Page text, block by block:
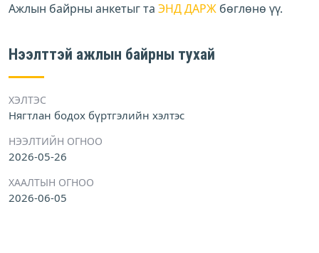
Ажлын байрны анкетыг та ЭНД ДАРЖ бөглөнө үү.
Нээлттэй ажлын байрны тухай
ХЭЛТЭС
Нягтлан бодох бүртгэлийн хэлтэс
НЭЭЛТИЙН ОГНОО
2026-05-26
ХААЛТЫН ОГНОО
2026-06-05